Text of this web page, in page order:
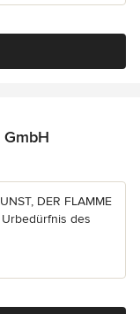
GmbH
DER FLAMME
Urbedürfnis des